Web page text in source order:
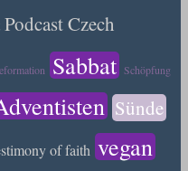
Podcast Czech
Sabbat Schöpfung
Sünde
of faith vegan